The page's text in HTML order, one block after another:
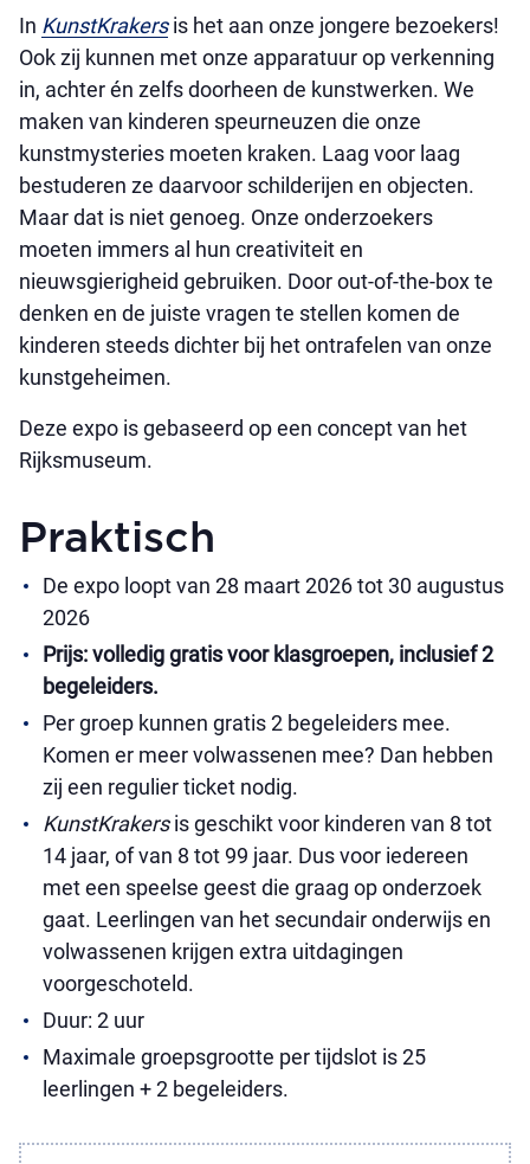
In KunstKrakers is het aan onze jongere bezoekers!
Ook zij kunnen met onze apparatuur op verkenning
in, achter én zelfs doorheen de kunstwerken. We
maken van kinderen speurneuzen die onze
kunstmysteries moeten kraken. Laag voor laag
bestuderen ze daarvoor schilderijen en objecten.
Maar dat is niet genoeg. Onze onderzoekers
moeten immers al hun creativiteit en
nieuwsgierigheid gebruiken. Door out-of-the-box te
denken en de juiste vragen te stellen komen de
kinderen steeds dichter bij het ontrafelen van onze
kunstgeheimen.
Deze expo is gebaseerd op een concept van het
Rijksmuseum.
Praktisch
De expo loopt van 28 maart 2026 tot 30 augustus
2026
Prijs: volledig gratis voor klasgroepen, inclusief 2
begeleiders.
Per groep kunnen gratis 2 begeleiders mee.
Komen er meer volwassenen mee? Dan hebben
zij een regulier ticket nodig.
KunstKrakersis geschikt voor kinderen van 8 tot
14 jaar, of van 8 tot 99 jaar. Dus voor iedereen
met een speelse geest die graag op onderzoek
gaat. Leerlingen van het secundair onderwijs en
volwassenen krijgen extra uitdagingen
voorgeschoteld.
Duur: 2 uur
Maximale groepsgrootte per tijdslot is 25
leerlingen + 2 begeleiders.